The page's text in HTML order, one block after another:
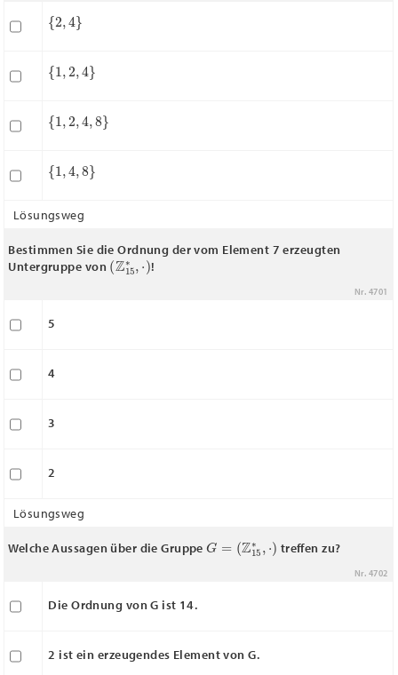
{2 4}
{1 2, 4}
{1 2, 4, 8}
{1 4 8}
Lösungsweg
Bestimmen Sie die Ordnung der vom Element 7 erzeugten
Untergruppe von (Z15∗,⋅)
!
Nr. 4701
5
4
3
2
Lösungsweg
Welche Aussagen über die GruppeG=
(Z ∗,⋅ treffen zu?
Nr. 4702
Die Ordnung von G ist 14.
2 ist ein erzeugendes Element von G.